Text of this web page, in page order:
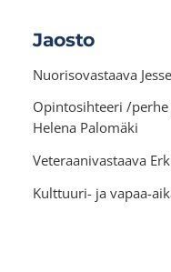
Jaosto
Nuorisovastaava
Opintosihteeri /
Helena Palomäki
Veteraanivastaava
Kulttuuri- ja vapaa-